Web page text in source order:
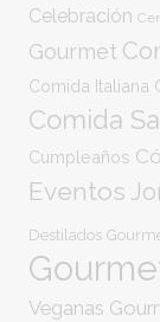
Celebración
Gourmet
Comida Italiana
Comida
Cumpleaños
Eventos
Destilados
Veganas